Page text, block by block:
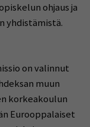
ohjaus ja
yhdistämistä.
on valinnut
muun
korkeakoulun
Eurooppalaiset